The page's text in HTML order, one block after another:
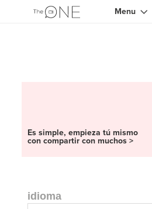
Menu
Es simple, empieza tú mismo
con compartir con muchos >
idioma